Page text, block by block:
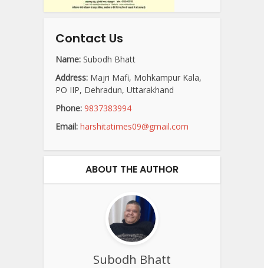
Contact Us
Name: Subodh Bhatt
Address: Majri Mafi, Mohkampur Kala,
PO IIP, Dehradun, Uttarakhand
Phone: 9837383994
Email: harshitatimes09@gmail.com
ABOUT THE AUTHOR
Subodh Bhatt